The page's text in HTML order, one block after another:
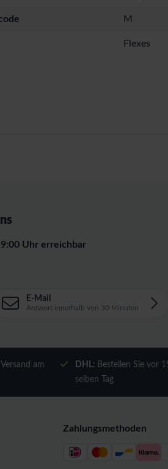
M
Flexes
Uhr erreichbar
E-Mail
Antwort innerhalb von 30 Minuten
am
DHL: Bestellen Sie vor
selben Tag
Zahlungsmethoden